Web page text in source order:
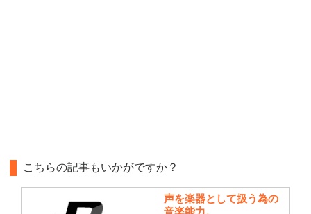
こちらの記事もいかがですか？
声を楽器として扱う為の